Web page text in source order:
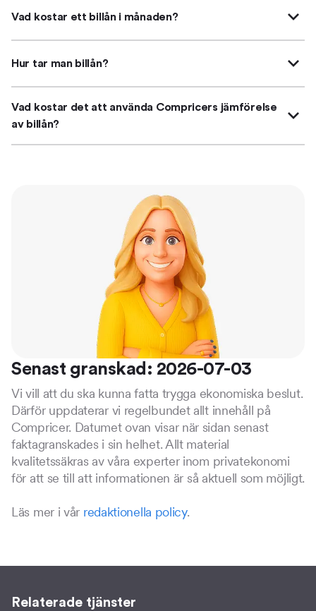
Vad kostar ett billån i månaden?
Hur tar man billån?
Vad kostar det att använda Compricers jämförelse
av billån?
Senast granskad: 2026-07-03
Vi vill att du ska kunna fatta trygga ekonomiska beslut.
Därför uppdaterar vi regelbundet allt innehåll på
Compricer. Datumet ovan visar när sidan senast
faktagranskades i sin helhet. Allt material
kvalitetssäkras av våra experter inom privatekonomi
för att se till att informationen är så aktuell som möjligt.
Läs mer i vår redaktionella policy.
Relaterade tjänster